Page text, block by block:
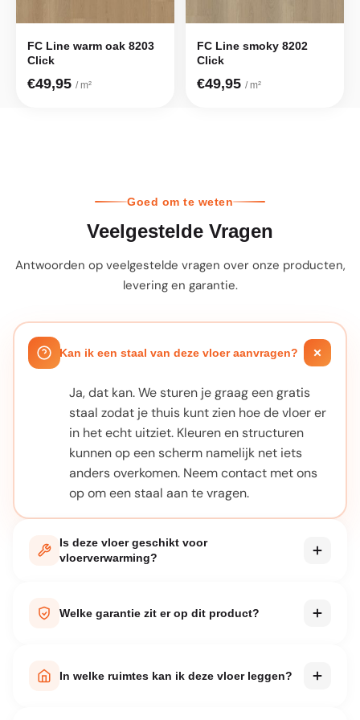
FC Line warm oak 8203
Click
€49,95 / m²
FC Line smoky 8202
Click
€49,95 / m²
Goed om te weten
Veelgestelde Vragen
Antwoorden op veelgestelde vragen over onze producten,
levering en garantie.
Kan ik een staal van deze vloer aanvragen?
Ja, dat kan. We sturen je graag een gratis
staal zodat je thuis kunt zien hoe de vloer er
in het echt uitziet. Kleuren en structuren
kunnen op een scherm namelijk net iets
anders overkomen. Neem contact met ons
op om een staal aan te vragen.
Is deze vloer geschikt voor
vloerverwarming?
is voor vloerverwarming. De meeste van
oppervlaktetemperatuur die de fabrikant
Welke garantie zit er op dit product?
fabrieksgarantie. De exacte garantieperiode
In welke ruimtes kan ik deze vloer leggen?